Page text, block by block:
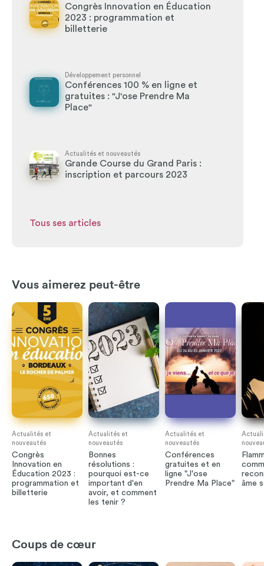
Congrès Innovation en Éducation
2023 : programmation et
billetterie
Développement personnel
Conférences 100 % en ligne et
gratuites : "J'ose Prendre Ma
Place"
Actualités et nouveautés
Grande Course du Grand Paris :
inscription et parcours 2023
Tous ses articles
Vous aimerez peut-être
Actualités et
nouveautés
Congrès
Innovation en
Éducation 2023 :
programmation et
billetterie
Actualités et
nouveautés
Bonnes
résolutions :
pourquoi est-ce
important d'en
avoir, et comment
les tenir ?
Actualités et
nouveautés
Conférences
gratuites et en
ligne "J'ose
Prendre Ma Place"
âme
Coups de cœur